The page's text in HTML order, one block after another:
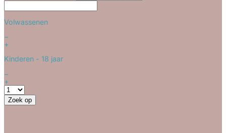
Volwassenen
−
+
Kinderen - 18 jaar
−
+
Zoek op